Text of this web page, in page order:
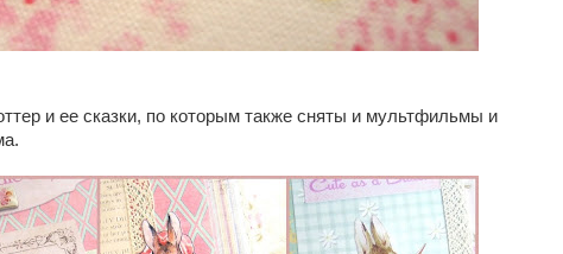
и ее сказки, по которым также сняты и мультфильмы и